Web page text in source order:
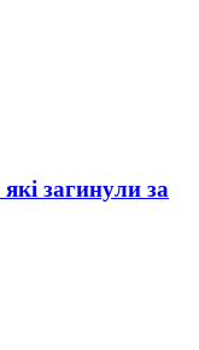
загинули за